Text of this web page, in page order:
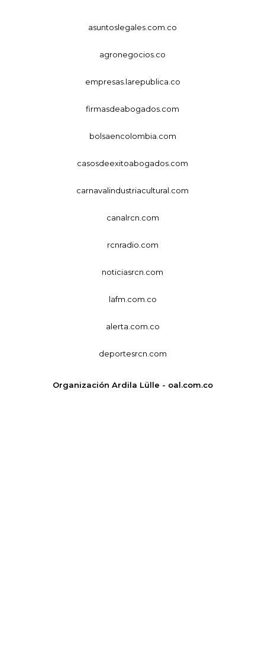
asuntoslegales.com.co
agronegocios.co
empresas.larepublica.co
firmasdeabogados.com
bolsaencolombia.com
casosdeexitoabogados.com
carnavalindustriacultural.com
canalrcn.com
rcnradio.com
noticiasrcn.com
lafm.com.co
alerta.com.co
deportesrcn.com
Organización Ardila Lülle - oal.com.co